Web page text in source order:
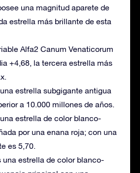
una magnitud aparete de
estrella más brillante de esta
Alfa2 Canum Venaticorum
+4,68, la tercera estrella más
estrella subgigante antigua
a 10.000 millones de años.
estrella de color blanco-
por una enana roja; con una
es 5,70.
una estrella de color blanco-